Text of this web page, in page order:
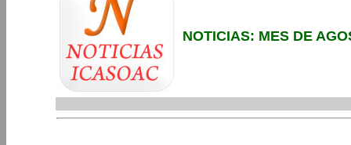
NOTICIAS: MES DE